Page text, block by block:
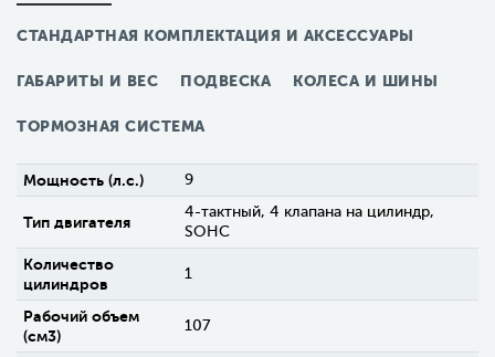
СТАНДАРТНАЯ КОМПЛЕКТАЦИЯ И АКСЕССУАРЫ
ГАБАРИТЫ И ВЕС ПОДВЕСКА КОЛЕСА И ШИНЫ
ТОРМОЗНАЯ СИСТЕМА
Мощность (л.с.) 9
Тип двигателя
4-тактный, 4 клапана на цилиндр,
SOHC
Количество
цилиндров
1
Рабочий объем
(см3)
107